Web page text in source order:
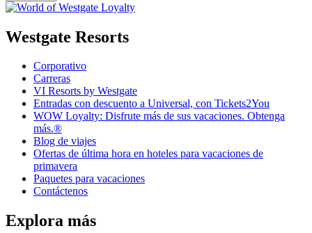
Westgate Resorts
Corporativo
Carreras
VI Resorts by Westgate
Entradas con descuento a Universal, con Tickets2You
WOW Loyalty: Disfrute más de sus vacaciones. Obtenga
más.®
Blog de viajes
Ofertas de última hora en hoteles para vacaciones de
primavera
Paquetes para vacaciones
Contáctenos
Explora más